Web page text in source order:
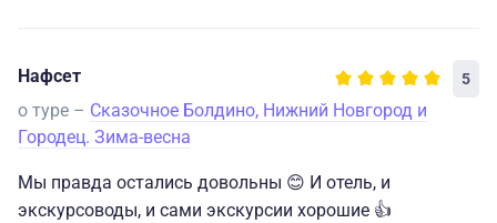
Нафсет 5
о туре – Сказочное Болдино, Нижний Новгород и
Городец. Зима-весна
Мы правда остались довольны 😊 И отель, и
экскурсоводы, и сами экскурсии хорошие 👍